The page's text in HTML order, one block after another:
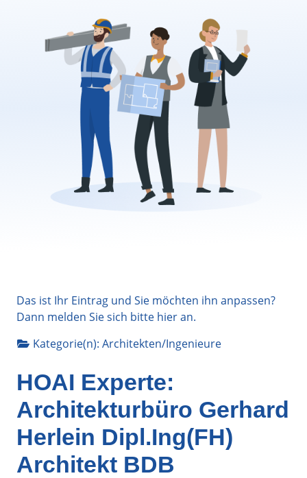
Das ist Ihr Eintrag und Sie möchten ihn anpassen?
Dann melden Sie sich bitte hieran.
Kategorie(n): Architekten/Ingenieure
HOAI Experte:
Architekturbüro Gerhard
Herlein Dipl.Ing(FH)
Architekt BDB